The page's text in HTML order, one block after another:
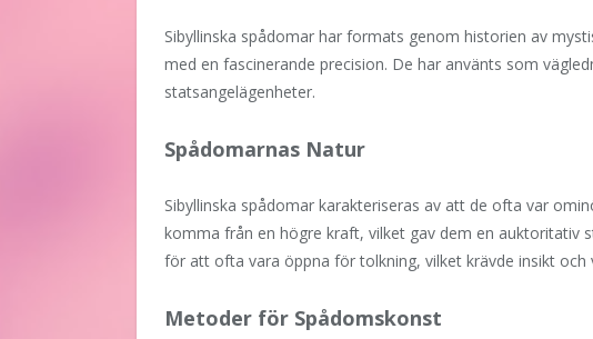
Sibyllinska spådomar har formats genom historien av
med en fascinerande precision. De har använts som
statsangelägenheter.
Spådomarnas Natur
Sibyllinska spådomar karakteriseras av att de ofta var
komma från en högre kraft, vilket gav dem en auktoritativ
för att ofta vara öppna för tolkning, vilket krävde insikt
Metoder för Spådomskonst